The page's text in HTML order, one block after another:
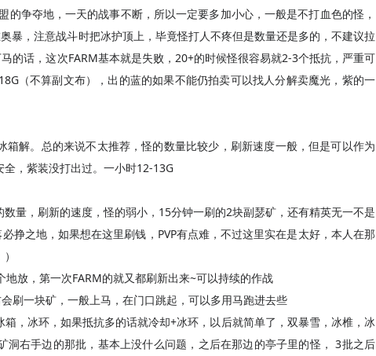
争夺地，一天的战事不断，所以一定要多加小心，一般是不打血色的怪，
暴，注意战斗时把冰护顶上，毕竟怪打人不疼但是数量还是多的，不建议拉
的话，这次FARM基本就是失败，20+的时候怪很容易就2-3个抵抗，严重可
（不算副文布），出的蓝的如果不能仍拍卖可以找人分解卖魔光，紫的一
解。总的来说不太推荐，怪的数量比较少，刷新速度一般，但是可以作为
，紫装没打出过。一小时12-13G
量，刷新的速度，怪的弱小，15分钟一刷的2块副瑟矿，还有精英无一不是
挣之地，如果想在这里刷钱，PVP有点难，不过这里实在是太好，本人在那
放，第一次FARM的就又都刷新出来~可以持续的作战
刷一块矿，一般上马，在门口跳起，可以多用马跑进去些
，冰环，如果抵抗多的话就冷却+冰环，以后就简单了，双暴雪，冰椎，冰
洞右手边的那批，基本上没什么问题，之后在那边的亭子里的怪， 3批之后